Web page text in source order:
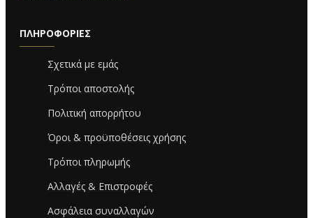
ΠΛΗΡΟΦΟΡΊΕΣ
Σχετικά με εμάς
Τρόποι αποστολής
Πολιτική απορρήτου
Όροι & προϋποθέσεις χρήσης
Τρόποι πληρωμής
Αλλαγές & Επιστροφές
Ασφάλεια συναλλαγών